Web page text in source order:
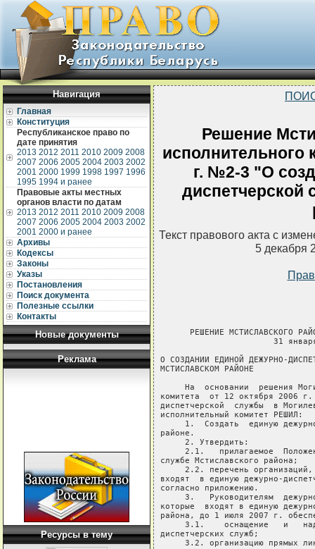
Навигация
Главная
Конституция
Республиканское право по
дате принятия
2013 2012 2011 2010 2009 2008
2007 2006 2005 2004 2003 2002
2001 2000 1999 1998 1997 1996
1995 1994 и ранее
Правовые акты местных
органов власти по датам
2013 2012 2011 2010 2009 2008
2007 2006 2005 2004 2003 2002
2001 2000 и ранее
Архивы
Кодексы
Законы
Указы
Постановления
Поиск документа
Полезные ссылки
Контакты
Новые документы
Реклама
Ресурсы в тему
Решение
исполнительного
г. №2-3 "О
диспетчерской
Текст правового акта с
5 декабря
РЕШЕНИЕ МСТИСЛАВСКОГО РАЙОННОГО ИСПОЛНИТЕЛЬНОГО КОМИТЕТА
                       31 января 2007 г. № 2-3

О СОЗДАНИИ ЕДИНОЙ ДЕЖУРНО-ДИСПЕТЧЕРСКОЙ СЛУЖБЫ В
МСТИСЛАВСКОМ РАЙОНЕ

     На  основании  решения Могилевского областного  исполнительного
комитета  от 12 октября 2006 г. № 19-28 «О создании единой  дежурно-
диспетчерской  службы  в Могилевской области» Мстиславский  районный
исполнительный комитет РЕШИЛ:
     1.  Создать  единую дежурно-диспетчерскую службу в Мстиславском
районе.
     2. Утвердить:
     2.1.   прилагаемое  Положение  о  единой  дежурно-диспетчерской
службе Мстиславского района;
     2.2. перечень организаций, дежурно-диспетчерские службы которых
входят  в единую дежурно-диспетчерскую службу Мстиславского  района,
согласно приложению.
     3.   Руководителям  дежурно-диспетчерских  служб   организаций,
которые  входят в единую дежурно-диспетчерскую службу  Мстиславского
района, до 1 июля 2007 г. обеспечить:
     3.1.    оснащение   и   надежное   функционирование    дежурно-
диспетчерских служб;
     3.2. организацию прямых линий связи дежурно-диспетчерских служб
с  центром  оперативного  управления  (далее  -  ЦОУ)  Мстиславского
районного  отдела по чрезвычайным ситуациям учреждения  «Могилевское
областное   управление   Министерства  по   чрезвычайным   ситуациям
Республики Беларусь» (далее - Мстиславский РОЧС);
     3.3.  подготовку руководителей дежурно-диспетчерских служб  при
учреждении   «Могилевское  областное  управление   Министерства   по
чрезвычайным ситуациям Республики Беларусь».
     4. Начальнику Мстиславского РОЧС Кугукову С.Н.:
     4.1.  создать  пункт  управления  единой  дежурно-диспетчерской
службы Мстиславского района на базе ЦОУ Мстиславского РОЧС;
     4.2.   информировать  население  Мстиславского   района   через
учреждение   «Редакция  районной  газеты  «Святло   Кастрычніка»   и
телерадиовещательных  СМИ»  о приеме по  номеру  телефона  01  любых
сообщений,   связанных   с  нарушениями  условий   жизнедеятельности
населения.
     5.  Контроль  за  выполнением настоящего решения  возложить  на
первого    заместителя    председателя    Мстиславского    районного
исполнительного  комитета  Прокопова А.И., начальника  Мстиславского
районного  отдела по чрезвычайным ситуациям учреждения  «Могилевское
областное   управления   Министерства  по   чрезвычайным   ситуациям
Республики Беларусь» Кугукова С.Н.
     
Председатель                                              О.И.Чикида
     
Управляющий делами                                       С.Н.Точилин

                                            Приложение
                                            к решению
                                            Мстиславского районного
                                            исполнительного комитета
                                            31.01.2007 № 2-3

ПЕРЕЧЕНЬ
организаций, дежурно-диспетчерские службы которых входят в единую
дежурно-диспетчерскую службу Мстиславского района
------T--------------------------------T----------------T----------------¬ 
¦  №  ¦    Наименование организации    ¦Место нахождения¦Телефон руково- ¦
¦ п/п ¦                                ¦                ¦дителя организа-¦
¦     ¦                                ¦                ¦ ции, дежурно-  ¦
¦     ¦                                ¦                ¦ диспетчерской  ¦
¦     ¦                                ¦                ¦     службы     ¦
+-----+--------------------------------+----------------+----------------+ 
¦  1  ¦Мстиславский  районный  отдел по¦213470,     г. -¦    5-14-08     ¦
¦     ¦чрезвычайным  ситуациям учрежде-¦Мстиславль,     ¦    5-11-01     ¦
¦     ¦ния    "Могилевское    областное¦ул. им.    Дзер-¦       01       ¦
¦     ¦управление Министерства по чрез-¦жинского, 31    ¦ 5-03-96 (факс) ¦
¦     ¦вычайным   ситуациям  Республики¦                ¦                ¦
¦     ¦Беларусь"                       ¦                ¦                ¦
+-----+--------------------------------+----------------+----------------+ 
¦  2  ¦Отдел  внутренних дел Мстиславс-¦213470,     г. -¦    5-08-35     ¦
¦     ¦кого  районного  исполнительного¦Мстиславль,     ¦    5-09-75     ¦
¦     ¦комитета                        ¦ул. им.  Кирова,¦       02       ¦
¦     ¦                                ¦23              ¦ 5-12-81 (факс) ¦
+-----+--------------------------------+----------------+----------------+ 
¦  3  ¦Учреждение       здравоохранения¦213470,     г. -¦    5-12-29     ¦
¦     ¦"Мстиславская центральная район-¦Мстиславль,     ¦ 5-11-00 (факс) ¦
¦     ¦ная больница"                   ¦ул. им.  Ленина,¦       03       ¦
¦     ¦                                ¦104             ¦    5-30-09     ¦
+-----+--------------------------------+----------------+----------------+ 
¦  4  ¦Мстиславский район электрических¦213470,     г. -¦    5-11-53     ¦
¦     ¦сетей  филиала